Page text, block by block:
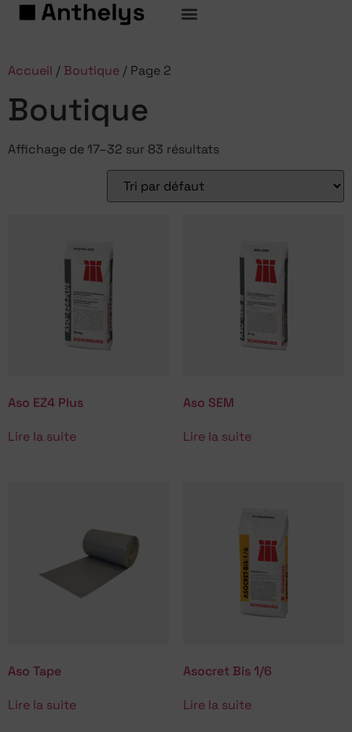
Accueil / Boutique / Page 2
Boutique
Affichage de 17–32 sur 83 résultats
Aso EZ4 Plus
Lire la suite
Aso SEM
Lire la suite
Aso Tape
Lire la suite
Asocret Bis 1/6
Lire la suite